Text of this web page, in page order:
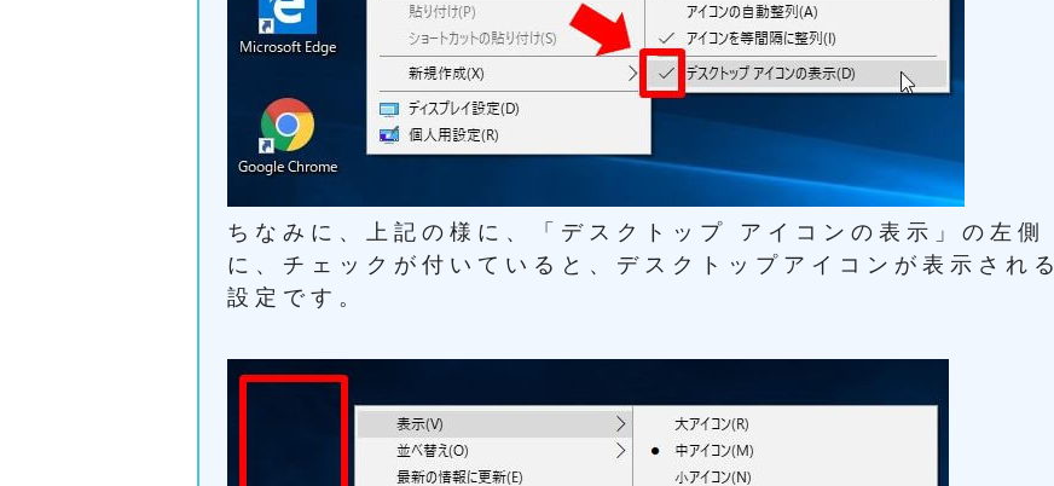
ちなみに、上記の様に、「デスクトップ アイコンの表示」の左側
に、チェックが付いていると、デスクトップアイコンが表示される
設定です。